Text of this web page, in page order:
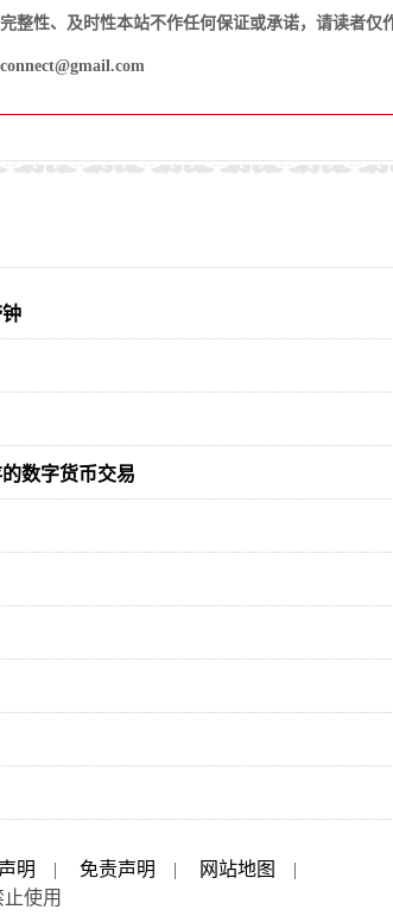
整性、及时性本站不作任何保证或承诺，请读者仅
数字货币交易
明 | 免责声明 | 网站地图
|
使用